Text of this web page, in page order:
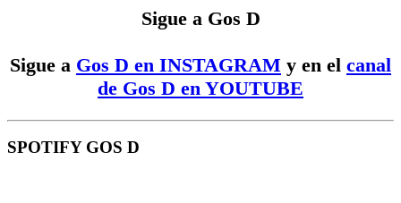
Sigue a Gos D
Sigue a Gos D en INSTAGRAM y en el canal
de Gos D en YOUTUBE
SPOTIFY GOS D